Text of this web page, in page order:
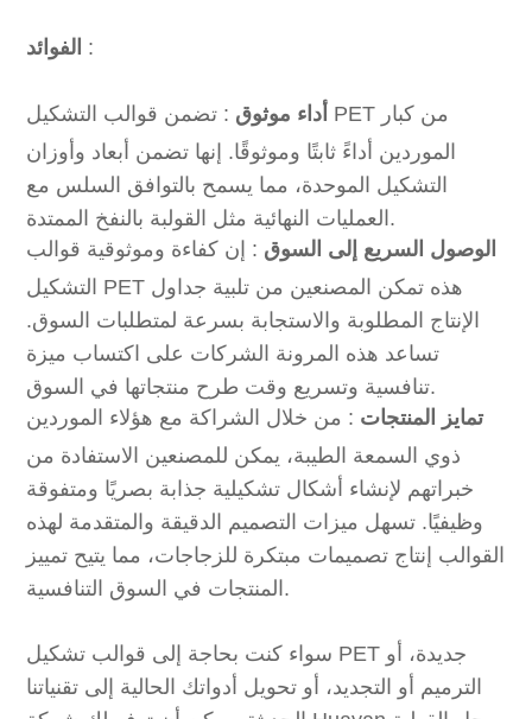
الفوائد :
أداء موثوق : تضمن قوالب التشكيل PET من كبار
الموردين أداءً ثابتًا وموثوقًا. إنها تضمن أبعاد وأوزان
التشكيل الموحدة، مما يسمح بالتوافق السلس مع
الوصول السريع إلى السوق : إن كفاءة وموثوقية قوالب
التشكيل PET هذه تمكن المصنعين من تلبية جداول
الإنتاج المطلوبة والاستجابة بسرعة لمتطلبات السوق.
تساعد هذه المرونة الشركات على اكتساب ميزة
تمايز المنتجات : من خلال الشراكة مع هؤلاء الموردين
ذوي السمعة الطيبة، يمكن للمصنعين الاستفادة من
خبراتهم لإنشاء أشكال تشكيلية جذابة بصريًا ومتفوقة
وظيفيًا. تسهل ميزات التصميم الدقيقة والمتقدمة لهذه
القوالب إنتاج تصميمات مبتكرة للزجاجات، مما يتيح تمييز
سواء كنت بحاجة إلى قوالب تشكيل PET جديدة، أو
الترميم أو التجديد، أو تحويل أدواتك الحالية إلى تقنياتنا